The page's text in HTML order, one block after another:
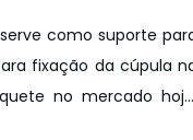
como suporte
fixação da cúpula
no mercado hoje,
E27, soquetes de base